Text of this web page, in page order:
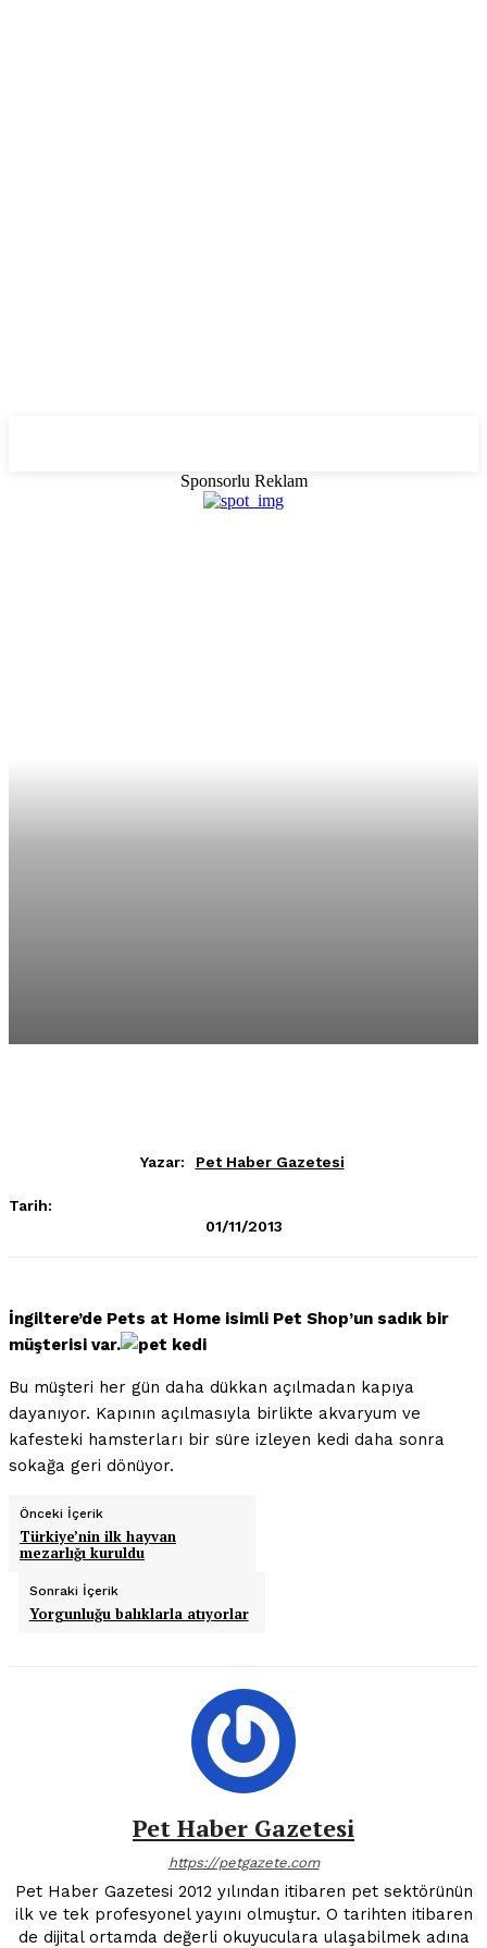
Sponsorlu Reklam
Yazar: Pet Haber Gazetesi
Tarih:
01/11/2013
İngiltere’de Pets at Home isimli Pet Shop’un sadık bir
müşterisi var.
Bu müşteri her gün daha dükkan açılmadan kapıya
dayanıyor. Kapının açılmasıyla birlikte akvaryum ve
kafesteki hamsterları bir süre izleyen kedi daha sonra
sokağa geri dönüyor.
Önceki İçerik
Türkiye’nin ilk hayvan
mezarlığı kuruldu
Sonraki İçerik
Yorgunluğu balıklarla atıyorlar
Pet Haber Gazetesi
https://petgazete.com
Pet Haber Gazetesi 2012 yılından itibaren pet sektörünün
ilk ve tek profesyonel yayını olmuştur. O tarihten itibaren
de dijital ortamda değerli okuyuculara ulaşabilmek adına